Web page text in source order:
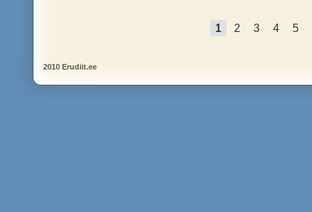
1 2 3 4 5
2010 Erudiit.ee